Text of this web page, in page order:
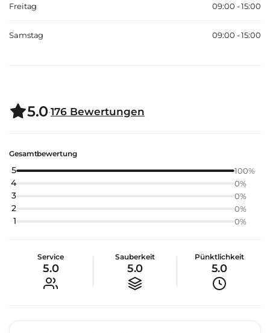
Freitag 09:00 - 15:00
Samstag 09:00 - 15:00
5.0·176 Bewertungen
Gesamtbewertung
5 100%
4 0%
3 0%
2 0%
1 0%
Service
5.0
Sauberkeit
5.0
Pünktlichkeit
5.0